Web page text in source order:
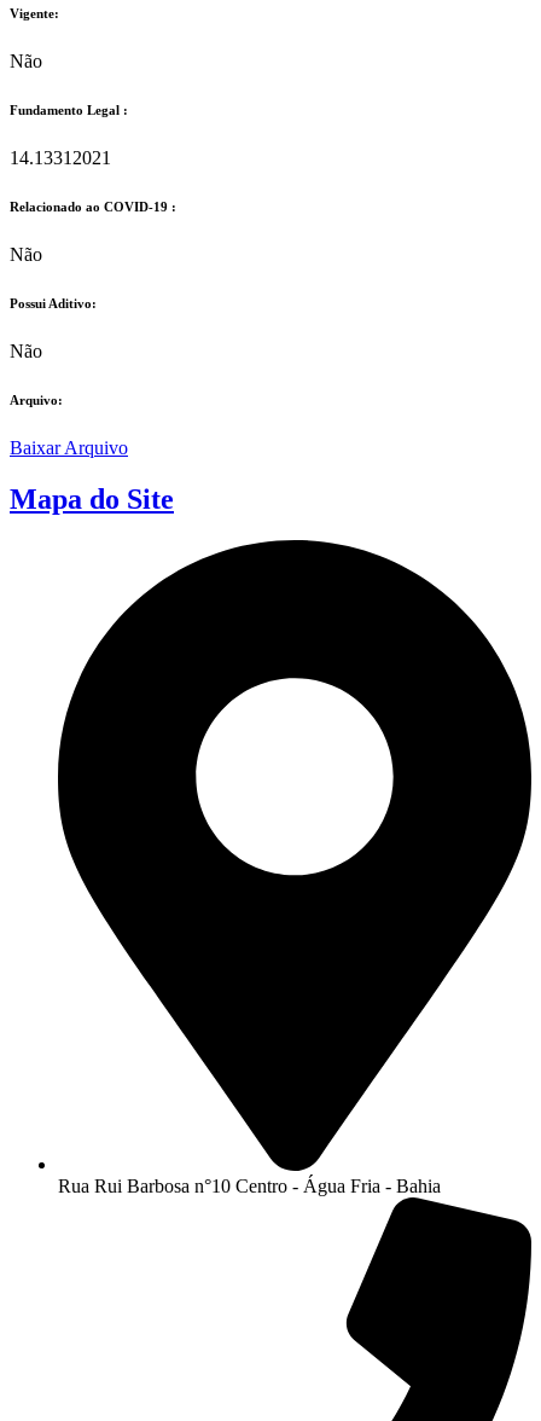
Vigente:
Não
Fundamento Legal :​
14.13312021
Relacionado ao COVID-19 :​
Não
Possui Aditivo:​
Não
Arquivo:
Baixar Arquivo
Mapa do Site
Rua Rui Barbosa n°10 Centro - Água Fria - Bahia